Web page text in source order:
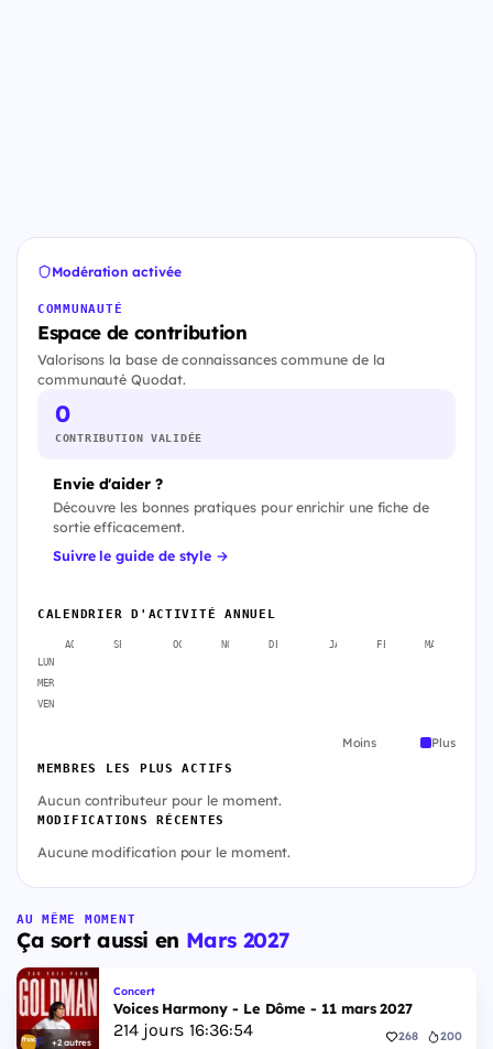
Modération activée
COMMUNAUTÉ
Espace de contribution
Valorisons la base de connaissances commune de la
communauté Quodat.
0
CONTRIBUTION VALIDÉE
Envie d'aider ?
Découvre les bonnes pratiques pour enrichir une fiche de
sortie efficacement.
Suivre le guide de style →
CALENDRIER D'ACTIVITÉ ANNUEL
AOÛT SEPT. OCT. NOV. DÉC. JANV. FÉVR. MARS
LUN
MER
VEN
Moins Plus
MEMBRES LES PLUS ACTIFS
Aucun contributeur pour le moment.
MODIFICATIONS RÉCENTES
Aucune modification pour le moment.
AU MÊME MOMENT
Ça sort aussi en Mars 2027
+2 autres
Concert
Voices Harmony - Le Dôme - 11 mars 2027
214jours 16:36:53 268 200